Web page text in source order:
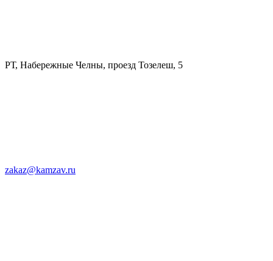
РТ, Набережные Челны, проезд Тозелеш, 5
zakaz@kamzav.ru